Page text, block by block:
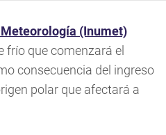
(Inumet)
frío que comenzará el
consecuencia del ingreso
polar que afectará a